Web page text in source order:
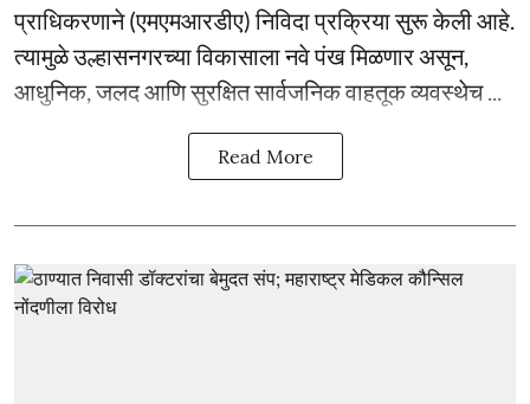
प्राधिकरणाने (एमएमआरडीए) निविदा प्रक्रिया सुरू केली आहे.
त्यामुळे उल्हासनगरच्या विकासाला नवे पंख मिळणार असून,
आधुनिक, जलद आणि सुरक्षित सार्वजनिक वाहतूक व्यवस्थेच ...
Read More